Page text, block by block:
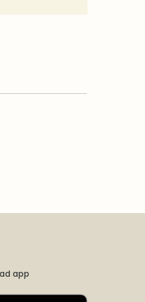
app